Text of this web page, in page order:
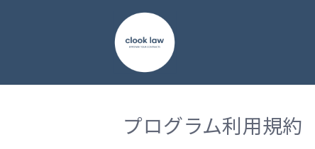
プログラム利用規約